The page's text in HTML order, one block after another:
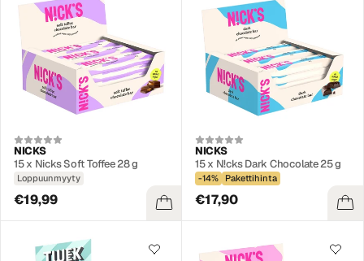
NICKS
15 x Nicks Soft Toffee 28 g
Loppuunmyyty
€19,99
NICKS
15 x N!cks Dark Chocolate 25 g
-14% Pakettihinta
€17,90